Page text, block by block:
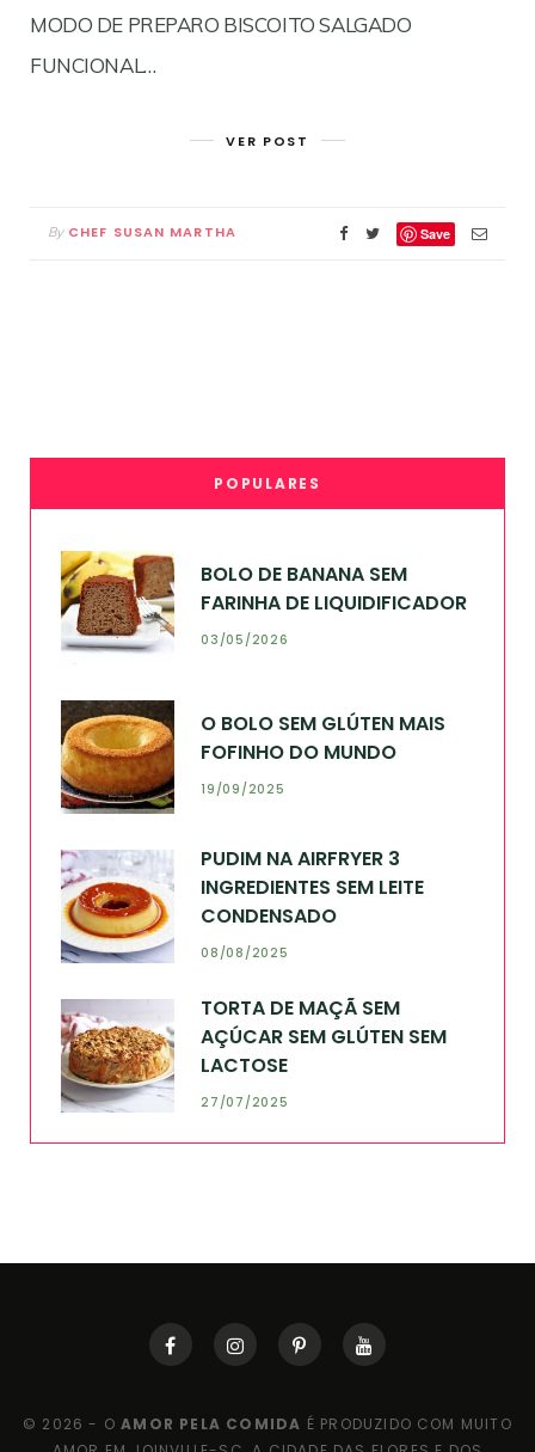
MODO DE PREPARO BISCOITO SALGADO
FUNCIONAL…
VER POST
By CHEF SUSAN MARTHA Save
POPULARES
BOLO DE BANANA SEM
FARINHA DE LIQUIDIFICADOR
03/05/2026
O BOLO SEM GLÚTEN MAIS
FOFINHO DO MUNDO
19/09/2025
PUDIM NA AIRFRYER 3
INGREDIENTES SEM LEITE
CONDENSADO
08/08/2025
TORTA DE MAÇÃ SEM
AÇÚCAR SEM GLÚTEN SEM
LACTOSE
27/07/2025
© 2026 - OAMOR PELA COMIDA É PRODUZIDO COM MUITO